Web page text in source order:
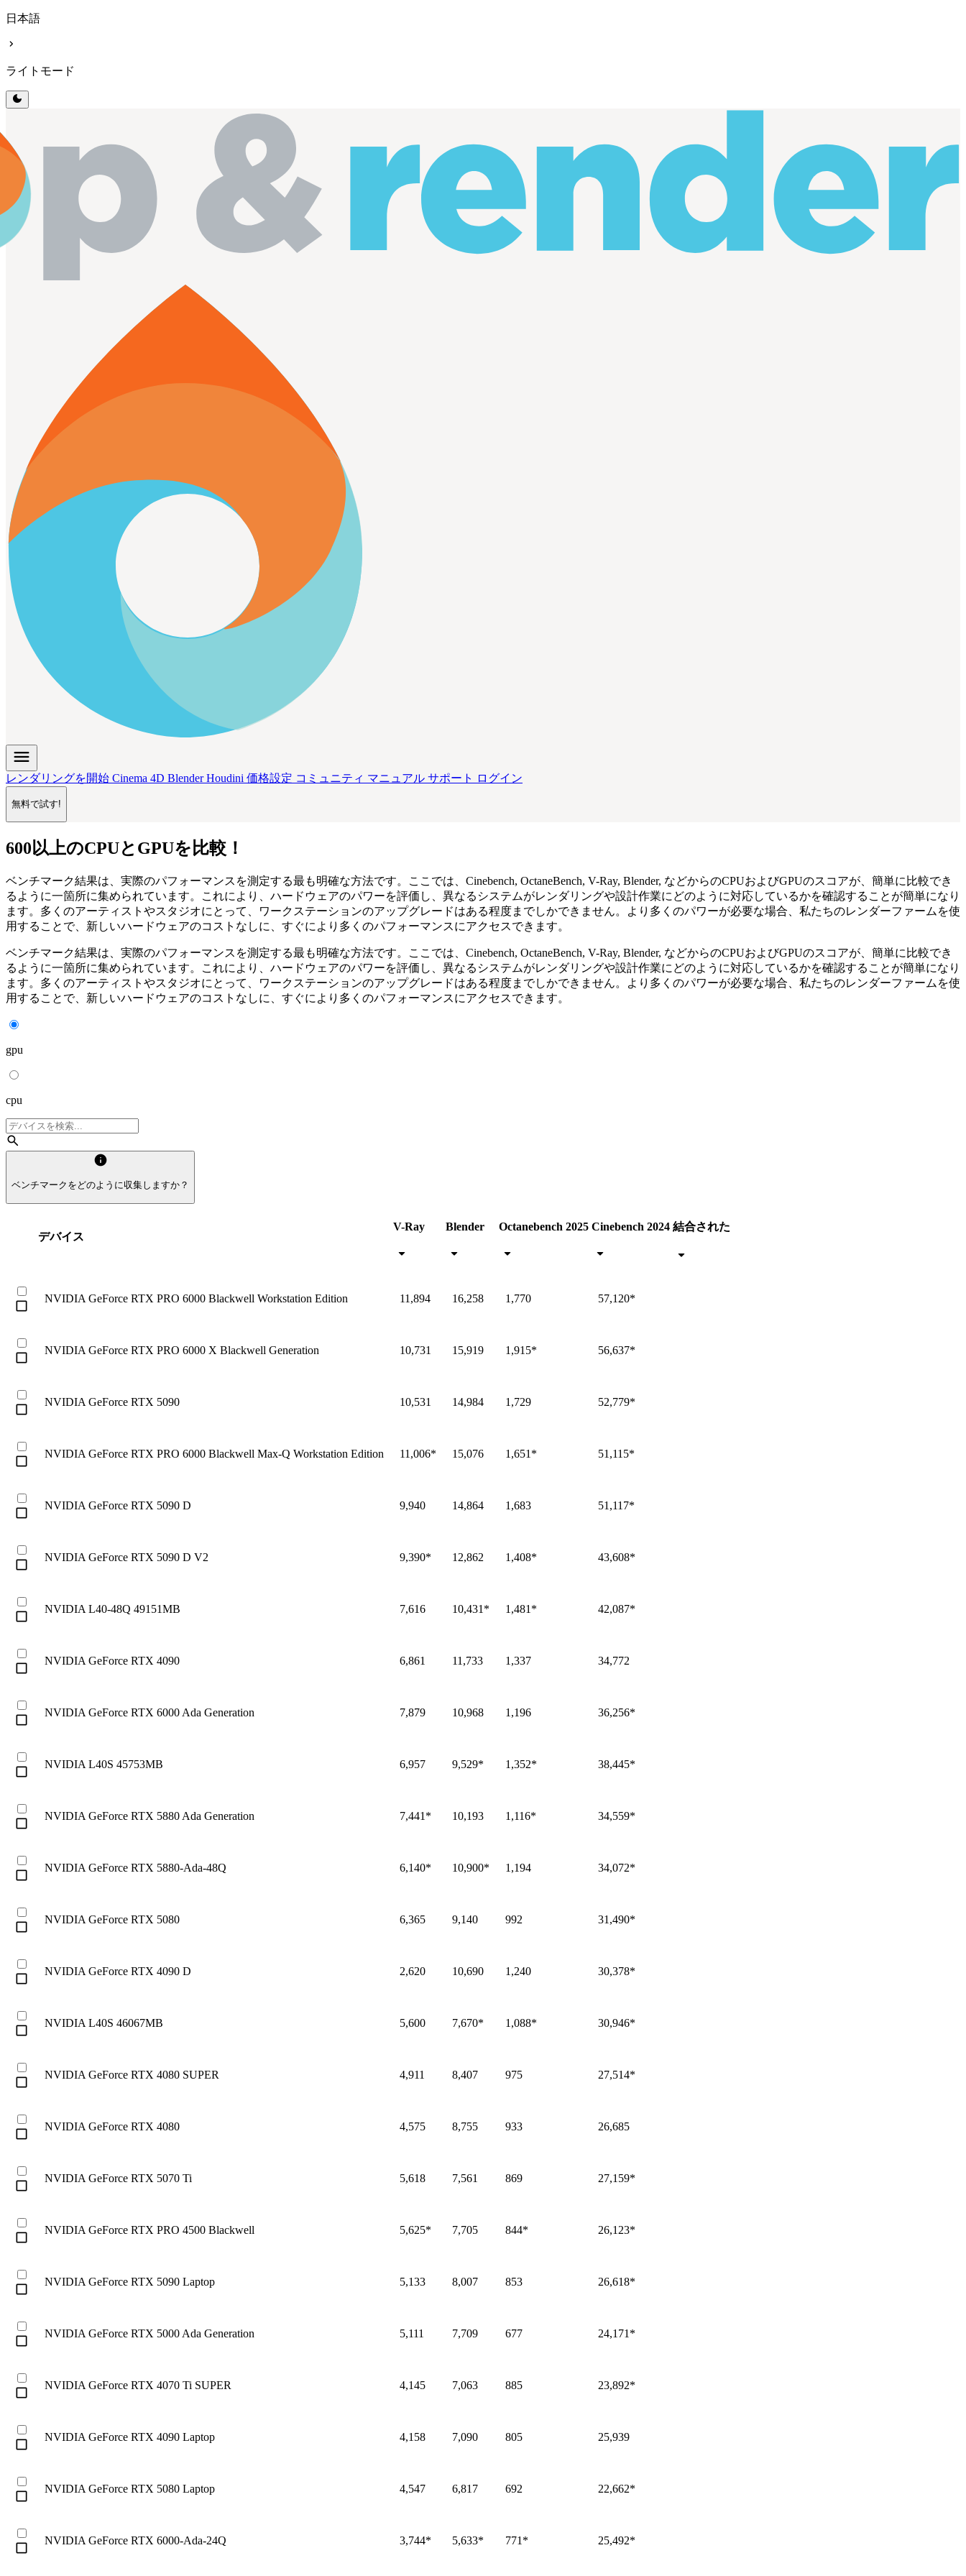
日本語
chevron_right
ライトモード
dark_mode
menu
レンダリングを開始 Cinema 4D BlenderHoudini 価格設定 コミュニティ マニュアル サポート ログイン
無料で試す!
600以上のCPUとGPUを比較！
ベンチマーク結果は、実際のパフォーマンスを測定する最も明確な方法です。ここでは、 Cinebench, OctaneBench, V-Ray, Blender, などからのCPUおよびGPUのスコアが、簡単に比較でき
るように一箇所に集められています。これにより、ハードウェアのパワーを評価し、異なるシステムがレンダリングや設計作業にどのように対応しているかを確認することが簡単になり
ます。多くのアーティストやスタジオにとって、ワークステーションのアップグレードはある程度までしかできません。より多くのパワーが必要な場合、私たちのレンダーファームを使
用することで、新しいハードウェアのコストなしに、すぐにより多くのパフォーマンスにアクセスできます。
ベンチマーク結果は、実際のパフォーマンスを測定する最も明確な方法です。ここでは、 Cinebench, OctaneBench, V-Ray, Blender, などからのCPUおよびGPUのスコアが、簡単に比較でき
るように一箇所に集められています。これにより、ハードウェアのパワーを評価し、異なるシステムがレンダリングや設計作業にどのように対応しているかを確認することが簡単になり
ます。多くのアーティストやスタジオにとって、ワークステーションのアップグレードはある程度までしかできません。より多くのパワーが必要な場合、私たちのレンダーファームを使
用することで、新しいハードウェアのコストなしに、すぐにより多くのパフォーマンスにアクセスできます。
gpu
cpu
search
info
ベンチマークをどのように収集しますか？
デバイス
V-Ray
arrow_drop_down
Blender
arrow_drop_down
Octanebench 2025
arrow_drop_down
Cinebench 2024
arrow_drop_down
結合された
arrow_drop_down
check_box_outline_blank NVIDIA GeForce RTX PRO 6000 Blackwell Workstation Edition 11,894 16,258 1,770 57,120*
check_box_outline_blank NVIDIA GeForce RTX PRO 6000 X Blackwell Generation 10,731 15,919 1,915* 56,637*
check_box_outline_blank NVIDIA GeForce RTX 5090 10,531 14,984 1,729 52,779*
check_box_outline_blank NVIDIA GeForce RTX PRO 6000 Blackwell Max-Q Workstation Edition 11,006* 15,076 1,651* 51,115*
check_box_outline_blank NVIDIA GeForce RTX 5090 D 9,940 14,864 1,683 51,117*
check_box_outline_blank NVIDIA GeForce RTX 5090 D V2 9,390* 12,862 1,408* 43,608*
check_box_outline_blank NVIDIA L40-48Q 49151MB 7,616 10,431* 1,481* 42,087*
check_box_outline_blank NVIDIA GeForce RTX 4090 6,861 11,733 1,337 34,772
check_box_outline_blank NVIDIA GeForce RTX 6000 Ada Generation 7,879 10,968 1,196 36,256*
check_box_outline_blank NVIDIA L40S 45753MB 6,957 9,529* 1,352* 38,445*
check_box_outline_blank NVIDIA GeForce RTX 5880 Ada Generation 7,441* 10,193 1,116* 34,559*
check_box_outline_blank NVIDIA GeForce RTX 5880-Ada-48Q 6,140* 10,900* 1,194 34,072*
check_box_outline_blank NVIDIA GeForce RTX 5080 6,365 9,140 992 31,490*
check_box_outline_blank NVIDIA GeForce RTX 4090 D 2,620 10,690 1,240 30,378*
check_box_outline_blank NVIDIA L40S 46067MB 5,600 7,670* 1,088* 30,946*
check_box_outline_blank NVIDIA GeForce RTX 4080 SUPER 4,911 8,407 975 27,514*
check_box_outline_blank NVIDIA GeForce RTX 4080 4,575 8,755 933 26,685
check_box_outline_blank NVIDIA GeForce RTX 5070 Ti 5,618 7,561 869 27,159*
check_box_outline_blank NVIDIA GeForce RTX PRO 4500 Blackwell 5,625* 7,705 844* 26,123*
check_box_outline_blank NVIDIA GeForce RTX 5090 Laptop 5,133 8,007 853 26,618*
check_box_outline_blank NVIDIA GeForce RTX 5000 Ada Generation 5,111 7,709 677 24,171*
check_box_outline_blank NVIDIA GeForce RTX 4070 Ti SUPER 4,145 7,063 885 23,892*
check_box_outline_blank NVIDIA GeForce RTX 4090 Laptop 4,158 7,090 805 25,939
check_box_outline_blank NVIDIA GeForce RTX 5080 Laptop 4,547 6,817 692 22,662*
check_box_outline_blank NVIDIA GeForce RTX 6000-Ada-24Q 3,744* 5,633* 771* 25,492*